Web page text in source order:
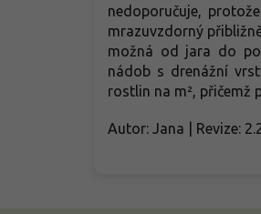
nedoporučuje,
mrazuvzdorný
možná od jara do
nádob s drenážní
rostlin na m², přičemž
Autor: Jana | Revize: